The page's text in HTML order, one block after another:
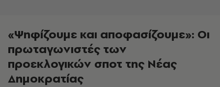
«Ψηφίζουμε και αποφασίζουμε»: Οι
πρωταγωνιστές των
προεκλογικών σποτ της Νέας
Δημοκρατίας